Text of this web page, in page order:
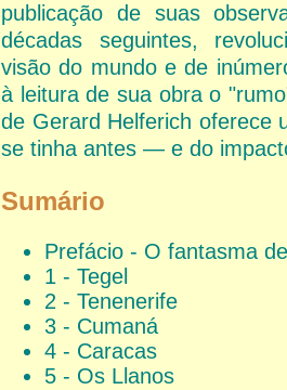
publicação de suas
décadas seguintes,
visão do mundo e de
à leitura de sua obra o
de Gerard Helferich oferece
se tinha antes — e do
Sumário
Prefácio - O fantasma
1 - Tegel
2 - Tenenerife
3 - Cumaná
4 - Caracas
5 - Os Llanos